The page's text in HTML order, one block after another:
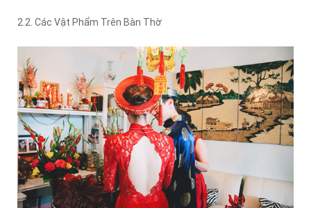
2.2. Các Vật Phẩm Trên Bàn Thờ